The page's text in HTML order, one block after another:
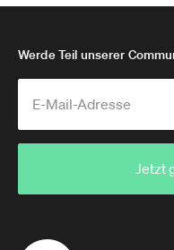
Werde Teil unserer
Jetzt